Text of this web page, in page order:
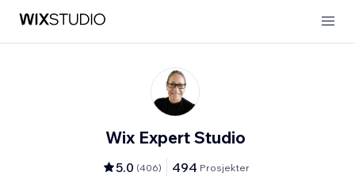
Wix Expert Studio
5.0 (406) 494 Prosjekter